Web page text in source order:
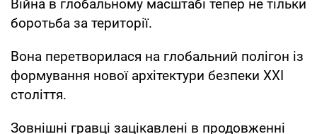
Війна в глобальному масштабі тепер не тільки
боротьба за території.
Вона перетворилася на глобальний полігон із
формування нової архітектури безпеки XXI
століття.
Зовнішні гравці зацікавлені в продовженні